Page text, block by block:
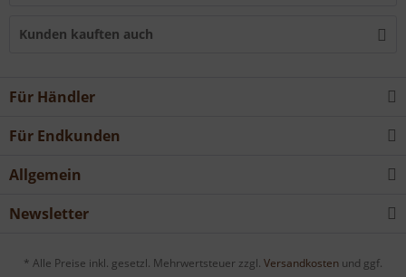
Kunden kauften auch
Für Händler
Für Endkunden
Allgemein
Newsletter
* Alle Preise inkl. gesetzl. Mehrwertsteuer zzgl. Versandkosten und ggf.